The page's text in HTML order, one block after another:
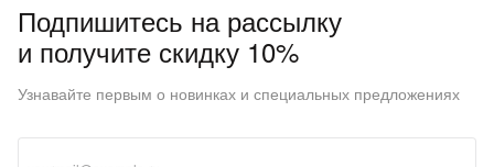
Подпишитесь на рассылку
и получите скидку 10%
Узнавайте первым о новинках и специальных предложениях